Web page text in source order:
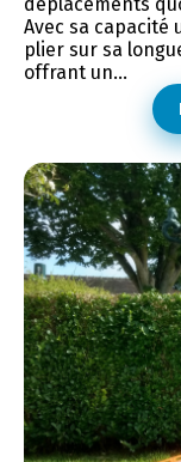
Avec sa capacité
plier sur sa
offrant un...